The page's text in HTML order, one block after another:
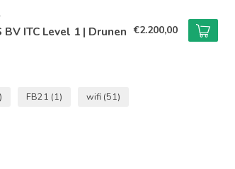
BV ITC Level 1 | Drunen €2.200,00
FB21 (1) wifi (51)